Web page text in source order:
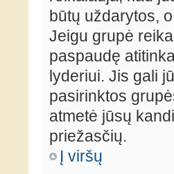
būtų uždarytos,
Jeigu grupė
paspaudę
lyderiui. Jis gali
pasirinktos
atmetė jūsų
priežasčių.
Į viršų